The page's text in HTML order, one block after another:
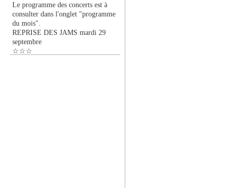
Le programme des concerts est à
consulter dans l'onglet "programme
du mois".
REPRISE DES JAMS mardi 29
septembre
☆☆☆